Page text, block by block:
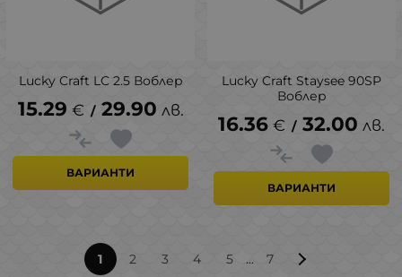
Lucky Craft LC 2.5 Воблер
15.29 € / 29.90 лв.
ВАРИАНТИ
Lucky Craft Staysee 90SP
Воблер
16.36 € / 32.00 лв.
ВАРИАНТИ
1 2 3 4 5 ... 7